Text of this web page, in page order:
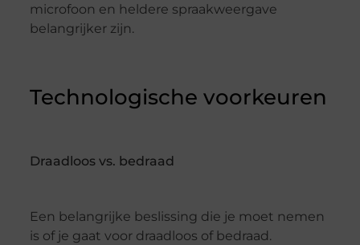
microfoon en heldere spraakweergave
belangrijker zijn.
Technologische voorkeuren
Draadloos vs. bedraad
Een belangrijke beslissing die je moet nemen
is of je gaat voor draadloos of bedraad.